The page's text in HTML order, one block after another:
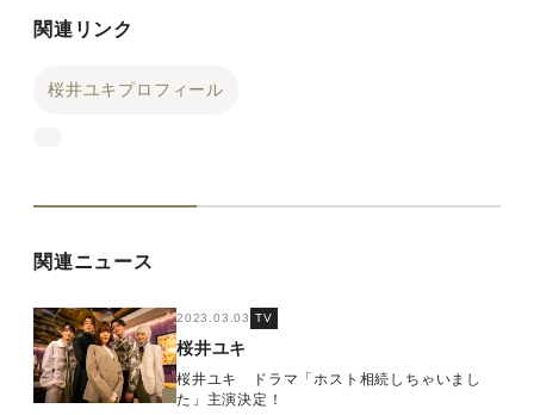
関連リンク
桜井ユキプロフィール
関連ニュース
2023.03.03 TV
桜井ユキ
桜井ユキ ドラマ「ホスト相続しちゃいまし
た」主演決定！